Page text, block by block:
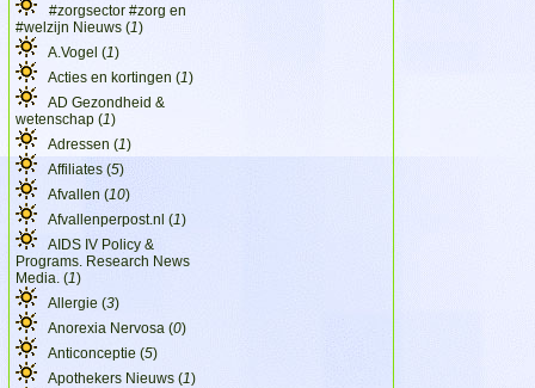
#zorgsector #zorg en
#welzijn Nieuws (1)
A.Vogel (1)
Acties en kortingen (1)
AD Gezondheid &
wetenschap (1)
Adressen (1)
Affiliates (5)
Afvallen (10)
Afvallenperpost.nl (1)
AIDS IV Policy &
Programs. Research News
Media. (1)
Allergie (3)
Anorexia Nervosa (0)
Anticonceptie (5)
Apothekers Nieuws (1)